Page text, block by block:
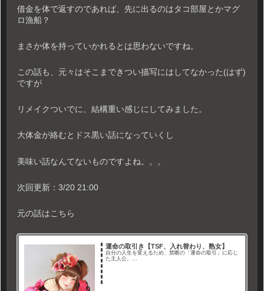
借金を体で返すのであれば、先に出るのはタコ部屋とかマグ
ロ漁船？
まさか体を持っていかれるとは思わないですね。
この話も、元々はそこまできつい描写にはしてなかった(はず)
ですが
リメイクついでに、結構重い感じにしてみました。
大体金が絡むとドス黒い話になっていくし
美味い話なんてないものですよね。。。
次回更新：3/20 21:00
元の話はこちら
運命の取引き【TSF、入れ替わり、熟女】
自分の人生を変えるため、禁断の「運命の取引」に応じ
た主人公。...